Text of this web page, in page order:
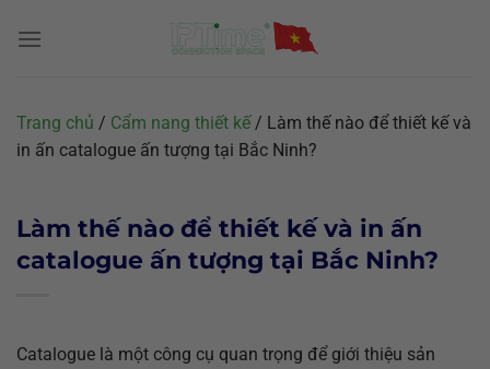
đến
Trang chủ / Cẩm nang thiết kế/ Làm thế nào để thiết kế và
in ấn catalogue ấn tượng tại Bắc Ninh?
Làm thế nào để thiết kế và in ấn
catalogue ấn tượng tại Bắc Ninh?
Catalogue là một công cụ quan trọng để giới thiệu sản